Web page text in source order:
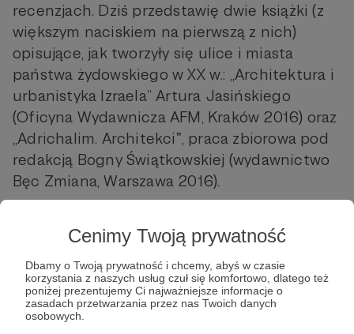
Cenimy Twoją prywatność
Dbamy o Twoją prywatność i chcemy, abyś w czasie
korzystania z naszych usług czuł się komfortowo, dlatego też
poniżej prezentujemy Ci najważniejsze informacje o
zasadach przetwarzania przez nas Twoich danych
osobowych.
recenzjach. Dziś przedstawię dwie książki (z
większym naciskiem na pierwszą z nich)
opisujące, jak tworzyły się ulice i miasta
państwa żydowskiego w XX w.: „Architektura i
urbanistyka Izraela” Artura Jasińskiego
(Oficyna Wydawnicza AFM, Kraków 2016) oraz
„Adrichalim. Architekciˮ, praca zbiorowa pod
redakcją Bogny Świątkowskiej (wydawnictwo
Bęc Zmiana, Warszawa 2016).